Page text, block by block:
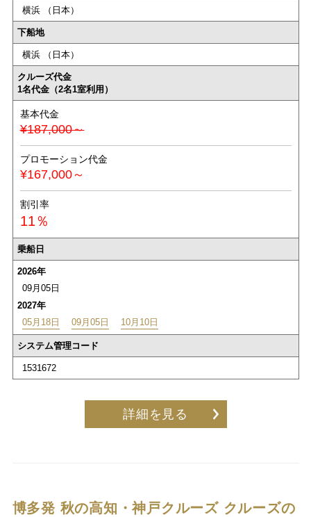
横浜 （日本）
下船地
横浜 （日本）
クルーズ代金
1名代金（2名1室利用）
基本代金
¥187,000～
プロモーション代金
¥167,000～
割引率
11％
乗船日
2026年
09月05日
2027年
05月18日
09月05日 10月10日
システム管理コード
1531672
詳細を見る
博多発 秋の高知・神戸クルーズ クルーズの